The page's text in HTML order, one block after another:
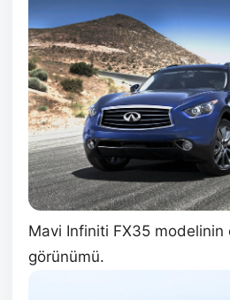
Mavi Infiniti FX35
görünümü.